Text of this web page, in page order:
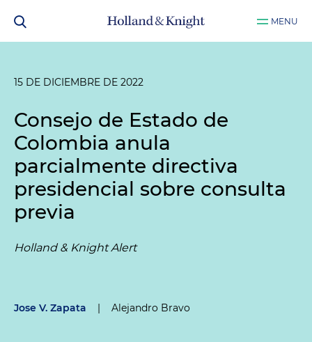
MENU
15 DE DICIEMBRE DE 2022
Consejo de Estado de
Colombia anula
parcialmente directiva
presidencial sobre consulta
previa
Holland & Knight Alert
Jose V. Zapata | Alejandro Bravo